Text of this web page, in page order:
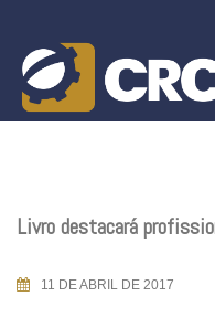
content
Livro destacará
11 DE ABRIL DE 2017